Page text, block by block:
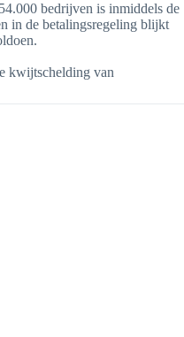
bedrijven is inmiddels de
in de betalingsregeling blijkt
kwijtschelding van